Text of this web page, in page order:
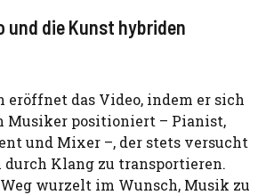
und die Kunst hybriden
eröffnet das Video, indem er sich
Musiker positioniert – Pianist,
und Mixer –, der stets versucht
durch Klang zu transportieren.
wurzelt im Wunsch, Musik zu